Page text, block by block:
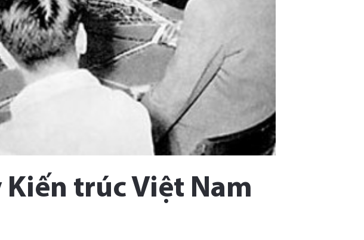
trúc Việt Nam